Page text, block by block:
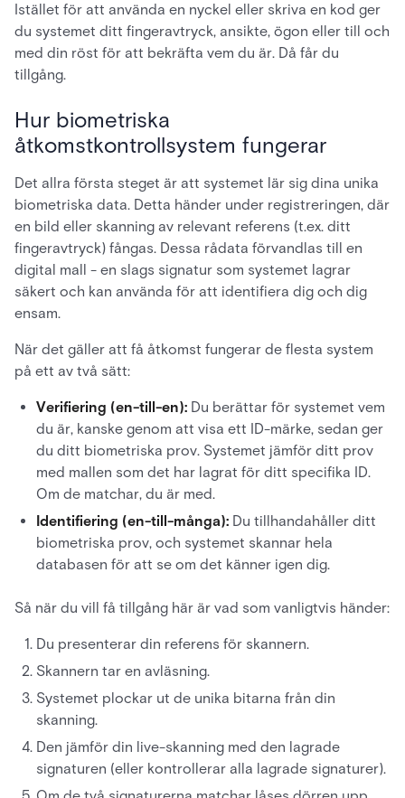
Istället för att använda en nyckel eller skriva en kod ger
du systemet ditt fingeravtryck, ansikte, ögon eller till och
med din röst för att bekräfta vem du är. Då får du
tillgång.
Hur biometriska
åtkomstkontrollsystem fungerar
Det allra första steget är att systemet lär sig dina unika
biometriska data. Detta händer under registreringen, där
en bild eller skanning av relevant referens (t.ex. ditt
fingeravtryck) fångas. Dessa rådata förvandlas till en
digital mall - en slags signatur som systemet lagrar
säkert och kan använda för att identifiera dig och dig
ensam.
När det gäller att få åtkomst fungerar de flesta system
på ett av två sätt:
Verifiering (en-till-en): Du berättar för systemet vem
du är, kanske genom att visa ett ID-märke, sedan ger
du ditt biometriska prov. Systemet jämför ditt prov
med mallen som det har lagrat för ditt specifika ID.
Om de matchar, du är med.
Identifiering (en-till-många): Du tillhandahåller ditt
biometriska prov, och systemet skannar hela
databasen för att se om det känner igen dig.
Så när du vill få tillgång här är vad som vanligtvis händer:
Du presenterar din referens för skannern.
Skannern tar en avläsning.
Systemet plockar ut de unika bitarna från din
skanning.
Den jämför din live-skanning med den lagrade
signaturen (eller kontrollerar alla lagrade signaturer).